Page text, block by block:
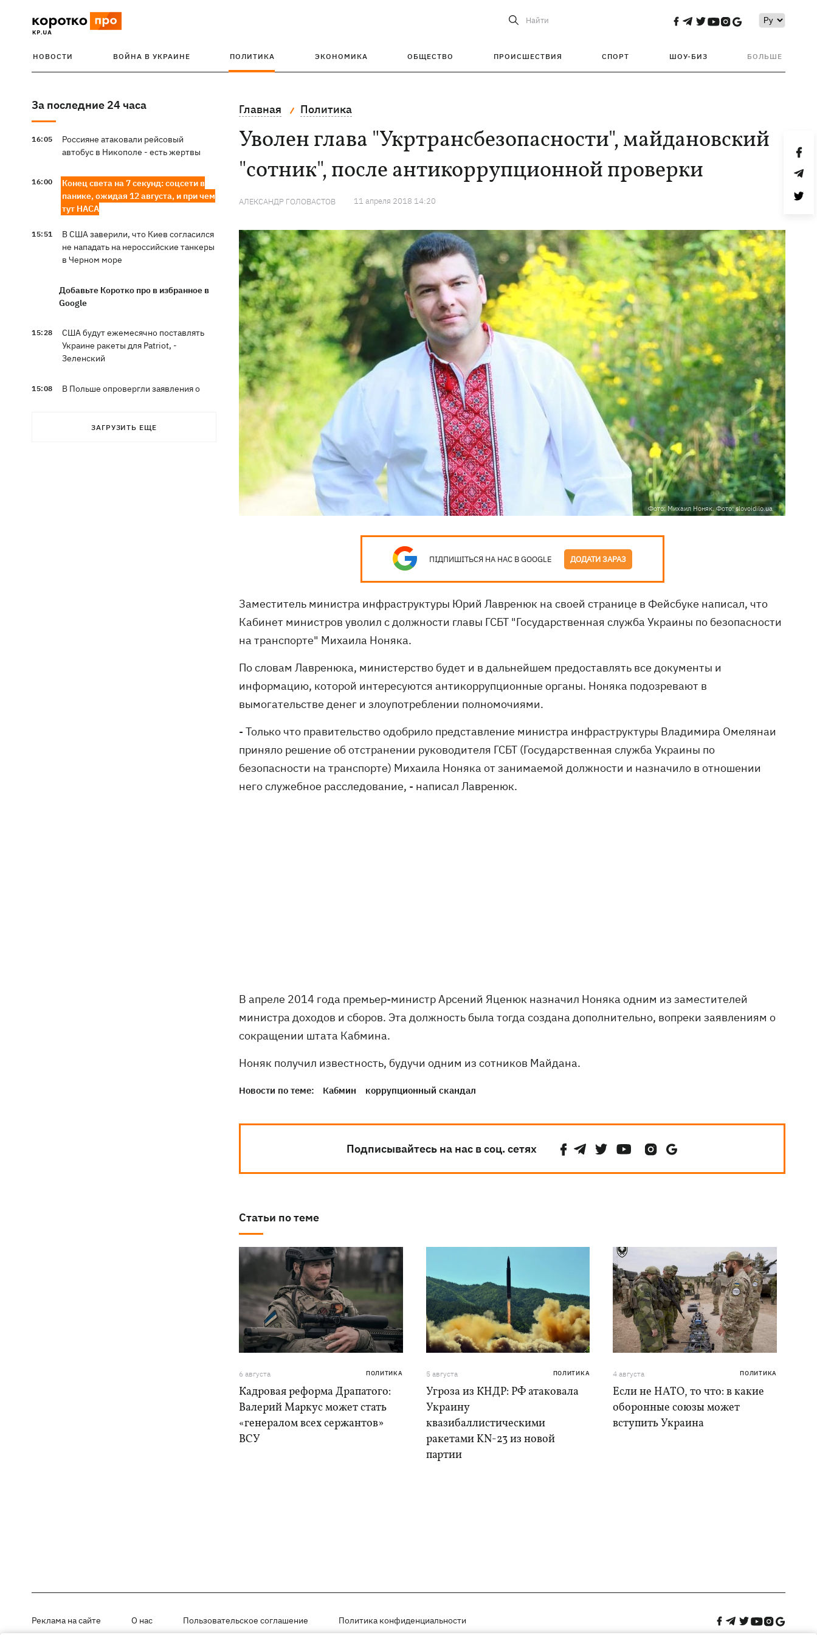
Найти
НОВОСТИ ВОЙНА В УКРАИНЕ ПОЛИТИКА ЭКОНОМИКА ОБЩЕСТВО ПРОИСШЕСТВИЯ СПОРТ ШОУ-БИЗ БОЛЬШЕ
За последние 24 часа
16:05
Россияне атаковали рейсовый
автобус в Никополе - есть жертвы
16:00
Конец света на 7 секунд: соцсети в
панике, ожидая 12 августа, и при чем
тут НАСА
15:51
В США заверили, что Киев согласился
не нападать на нероссийские танкеры
в Черном море
Добавьте Коротко про в избранное в
Google
15:28
США будут ежемесячно поставлять
Украине ракеты для Patriot, -
Зеленский
15:08
В Польше опровергли заявления о
ЗАГРУЗИТЬ ЕЩЕ
Главная Политика
Уволен глава "Укртрансбезопасности", майдановский
"сотник", после антикоррупционной проверки
АЛЕКСАНДР ГОЛОВАСТОВ 11 апреля 2018 14:20
Фото: Михаил Ноняк. Фото: slovoidilo.ua
ПІДПИШІТЬСЯ НА НАС В GOOGLE ДОДАТИ ЗАРАЗ
Заместитель министра инфраструктуры Юрий Лавренюк на своей странице в Фейсбуке написал, что
Кабинет министров уволил с должности главы ГСБТ "Государственная служба Украины по безопасности
на транспорте" Михаила Ноняка.
По словам Лавренюка, министерство будет и в дальнейшем предоставлять все документы и
информацию, которой интересуются антикоррупционные органы. Ноняка подозревают в
вымогательстве денег и злоупотреблении полномочиями.
- Только что правительство одобрило представление министра инфраструктуры Владимира Омелянаи
приняло решение об отстранении руководителя ГСБТ (Государственная служба Украины по
безопасности на транспорте) Михаила Ноняка от занимаемой должности и назначило в отношении
него служебное расследование, - написал Лавренюк.
В апреле 2014 года премьер-министр Арсений Яценюк назначил Ноняка одним из заместителей
министра доходов и сборов. Эта должность была тогда создана дополнительно, вопреки заявлениям о
сокращении штата Кабмина.
Ноняк получил известность, будучи одним из сотников Майдана.
Новости по теме: Кабмин коррупционный скандал
Подписывайтесь на нас в соц. сетях
Статьи по теме
6 августа ПОЛИТИКА
Кадровая реформа Драпатого:
Валерий Маркус может стать
«генералом всех сержантов»
ВСУ
5 августа ПОЛИТИКА
Угроза из КНДР: РФ атаковала
Украину
квазибаллистическими
ракетами KN-23 из новой
партии
4 августа ПОЛИТИКА
Если не НАТО, то что: в какие
оборонные союзы может
вступить Украина
Реклама на сайте О нас Пользовательское соглашение Политика конфиденциальности